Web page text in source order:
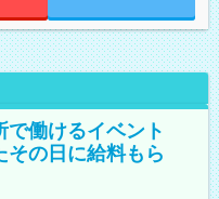
で働けるイベント
の日に給料もら